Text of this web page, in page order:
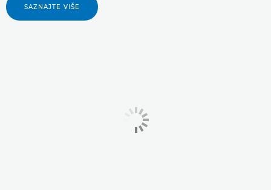
SAZNAJTE VIŠE